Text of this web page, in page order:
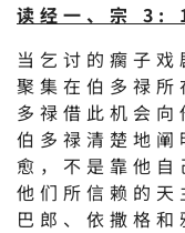
读经一、宗 3:
当乞讨的瘸子
聚集在伯多禄
多禄借此机会向
伯多禄清楚地
愈，不是靠他
他们所信赖的
巴郎、依撒格和